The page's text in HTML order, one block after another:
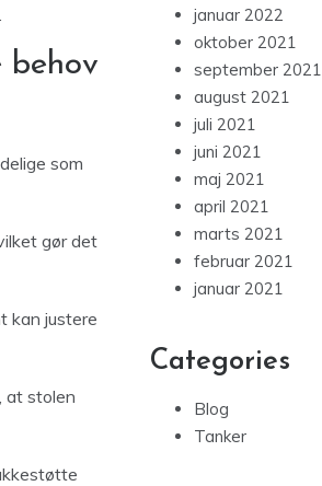
behov
som
gør det
kan justere
at stolen
januar 2022
oktober 2021
september 2021
august 2021
juli 2021
juni 2021
maj 2021
april 2021
marts 2021
februar 2021
januar 2021
Categories
Blog
Tanker